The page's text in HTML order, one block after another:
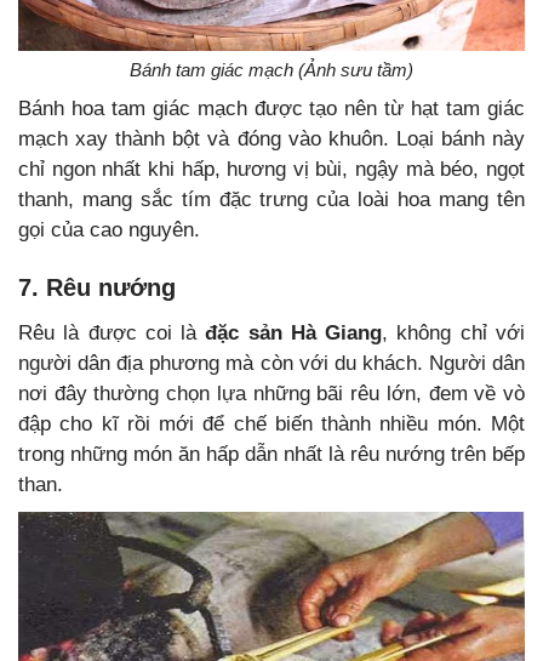
Bánh tam giác mạch (Ảnh sưu tầm)
Bánh hoa tam giác mạch được tạo nên từ hạt tam giác
mạch xay thành bột và đóng vào khuôn. Loại bánh này
chỉ ngon nhất khi hấp, hương vị bùi, ngậy mà béo, ngọt
thanh, mang sắc tím đặc trưng của loài hoa mang tên
gọi của cao nguyên.
7. Rêu nướng
Rêu là được coi làđặc sản Hà Giang, không chỉ với
người dân địa phương mà còn với du khách. Người dân
nơi đây thường chọn lựa những bãi rêu lớn, đem về vò
đập cho kĩ rồi mới để chế biến thành nhiều món. Một
trong những món ăn hấp dẫn nhất là rêu nướng trên bếp
than.